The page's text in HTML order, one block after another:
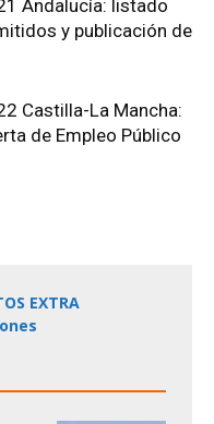
Andalucía: listado
y publicación de
Castilla-La Mancha:
de Empleo Público
EXTRA